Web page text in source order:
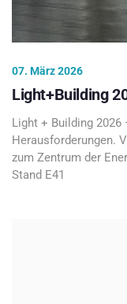
07. März 2026
Light+Building
Light + Building
Herausforderungen.
zum Zentrum der
Stand E41